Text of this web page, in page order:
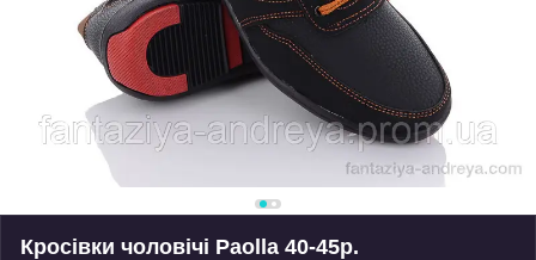
Кросівки чоловічі Paolla 40-45р.